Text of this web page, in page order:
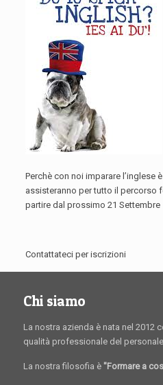
Perchè con noi imparare l’inglese
assisteranno per tutto il percorso
partire dal prossimo 21 Settembre
Contattateci per iscrizioni
Chi siamo
La nostra azienda è nata nel 2012
qualità professionale del
La nostra filosofia è "Formare a